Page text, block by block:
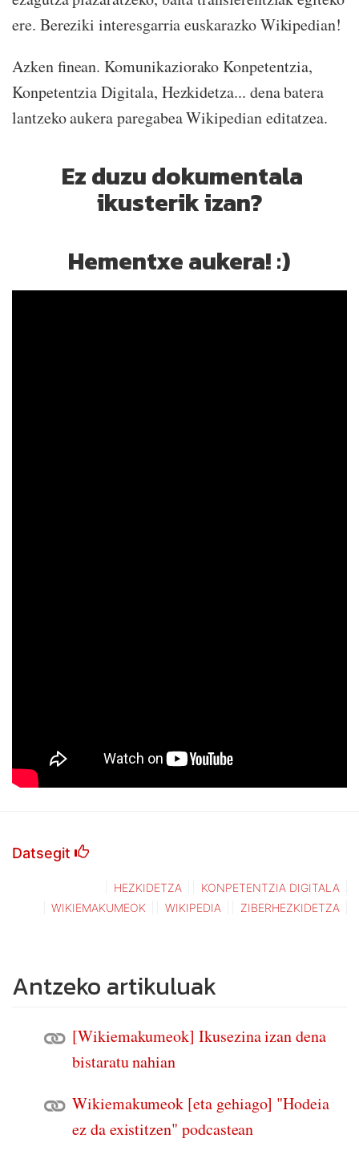
ere. Bereziki interesgarria euskarazko Wikipedian!
Azken finean. Komunikaziorako Konpetentzia,
Konpetentzia Digitala, Hezkidetza... dena batera
lantzeko aukera paregabea Wikipedian editatzea.
Ez duzu dokumentala
ikusterik izan?
Hementxe aukera! :)
Datsegit
HEZKIDETZA
KONPETENTZIA DIGITALA
WIKIEMAKUMEOK
WIKIPEDIA ZIBERHEZKIDETZA
Antzeko artikuluak
[Wikiemakumeok] Ikusezina izan dena
bistaratu nahian
Wikiemakumeok [eta gehiago] "Hodeia
ez da existitzen" podcastean